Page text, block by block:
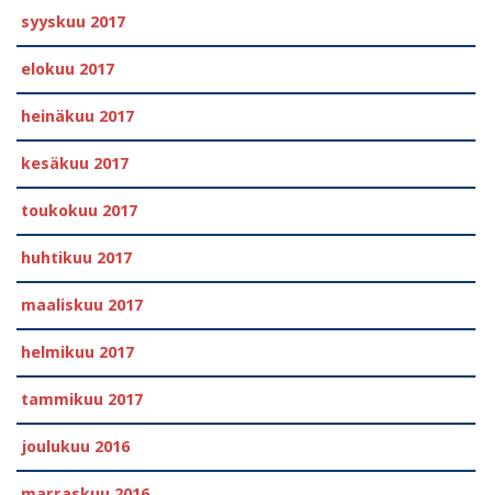
syyskuu 2017
elokuu 2017
heinäkuu 2017
kesäkuu 2017
toukokuu 2017
huhtikuu 2017
maaliskuu 2017
helmikuu 2017
tammikuu 2017
joulukuu 2016